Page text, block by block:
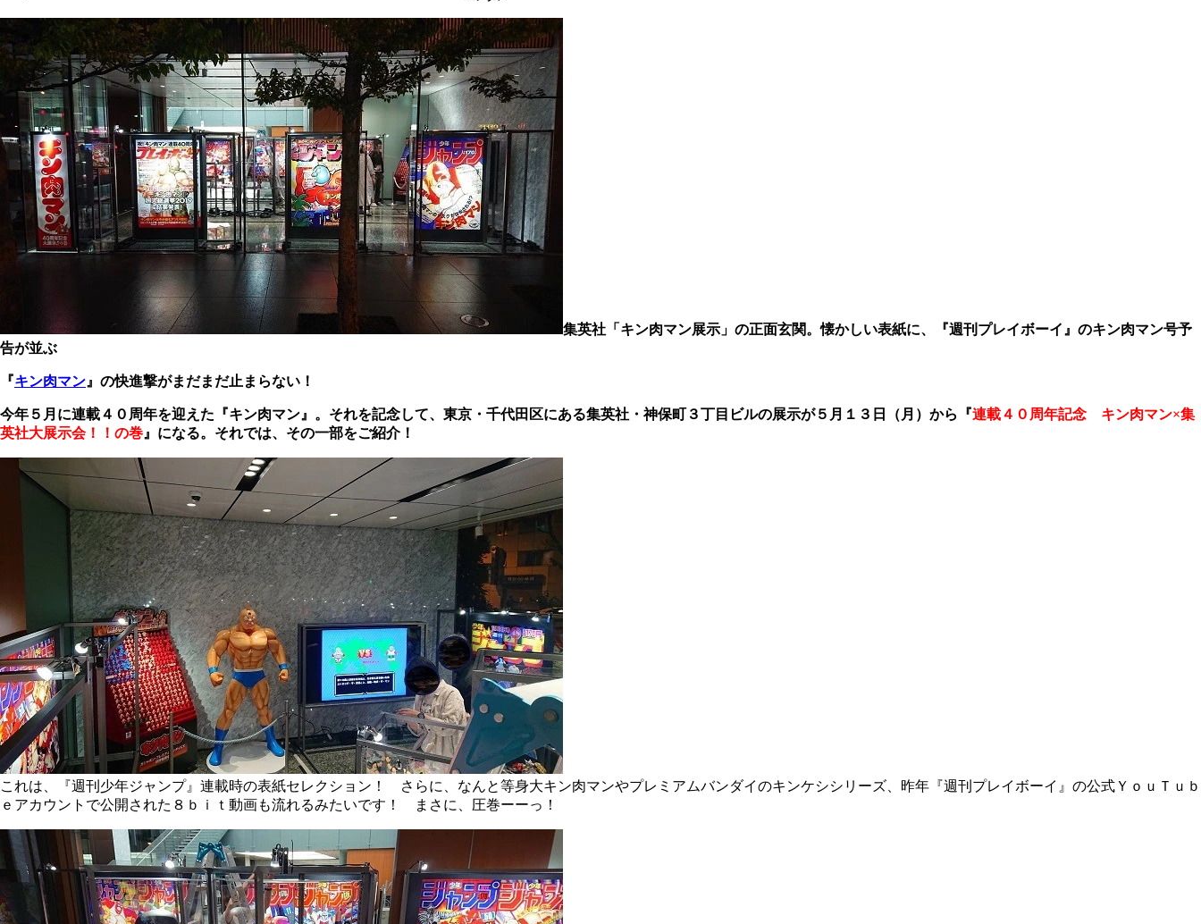
集英社「キン肉マン展示」の正面玄関。懐かしい表紙に、『週刊プレイボーイ』のキン肉マン号予
告が並ぶ
『キン肉マン 』の快進撃がまだまだ止まらない！
今年５月に連載４０周年を迎えた『キン肉マン』。それを記念して、東京・千代田区にある集英社・神保町３丁目ビルの展示が５月１３日（月）から『連載４０周年記念 キン肉マン×集
英社大展示会！！の巻 』になる。それでは、その一部をご紹介！
これは、『週刊少年ジャンプ』連載時の表紙セレクション！ さらに、なんと等身大キン肉マンやプレミアムバンダイのキンケシシリーズ、昨年『週刊プレイボーイ』の公式ＹｏｕＴｕｂ
ｅアカウントで公開された８ｂｉｔ動画も流れるみたいです！ まさに、圧巻ーーっ！